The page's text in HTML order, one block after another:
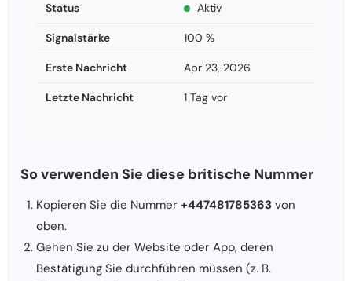
Status Aktiv
Signalstärke 100 %
Erste Nachricht Apr 23, 2026
Letzte Nachricht 1 Tag vor
So verwenden Sie diese britische Nummer
Kopieren Sie die Nummer +447481785363 von
oben.
Gehen Sie zu der Website oder App, deren
Bestätigung Sie durchführen müssen (z. B.